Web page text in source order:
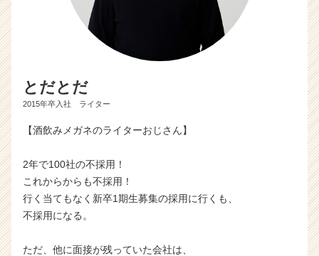
とだとだ
2015年卒入社 ライター
【酒飲みメガネのライターおじさん】
2年で100社の不採用！
これからからも不採用！
行く当てもなく新卒1期生募集の採用に行くも、
不採用になる。
ただ、他に面接が残っていた会社は、